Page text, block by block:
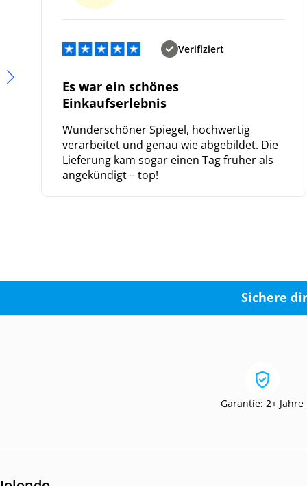
Verifiziert
Es war ein schönes
Einkaufserlebnis
Wunderschöner Spiegel, hochwertig
verarbeitet und genau wie abgebildet. Die
Lieferung kam sogar einen Tag früher als
angekündigt – top!
Sichere
Garantie: 2+ Jahre